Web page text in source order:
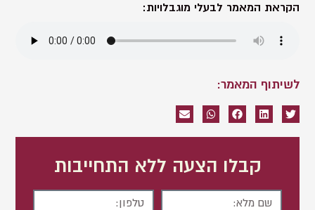
הקראת המאמר לבעלי מוגבלויות:
לשיתוף המאמר:
קבלו הצעה ללא התחייבות
טלפון